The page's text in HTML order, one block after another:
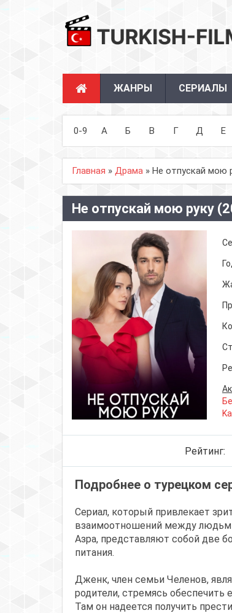
ЖАНРЫ СЕРИАЛЫ
0-9 А Б В Г Д Е
Главная » Драма » Не отпускай мою
Не отпускай мою руку
Рейтинг:
Подробнее о турецком
Сериал, который привлекает
взаимоотношений между
Азра, представляют собой две
питания.
Дженк, член семьи Челенов,
родители, стремясь
Там он надеется получить